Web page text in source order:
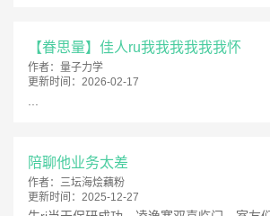
【眷思量】佳人ru我我我我我我怀
作者： 量子力学
更新时间： 2026-02-17
陪聊他业务太差
作者： 三坛海烩藕粉
更新时间： 2025-12-27